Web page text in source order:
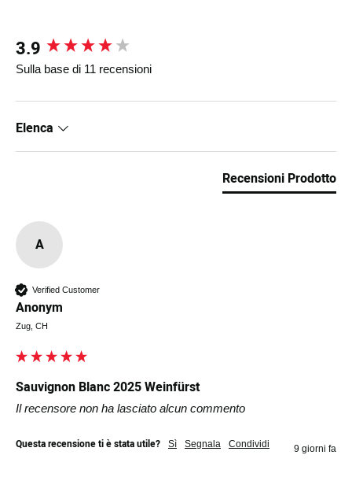
3.9
Sulla base di 11 recensioni
Elenca
Recensioni Prodotto
A
Verified Customer
Anonym
Zug, CH
Sauvignon Blanc 2025 Weinfürst
Il recensore non ha lasciato alcun commento
Questa recensione ti è stata utile? Sì Segnala Condividi 9 giorni fa
New content loaded